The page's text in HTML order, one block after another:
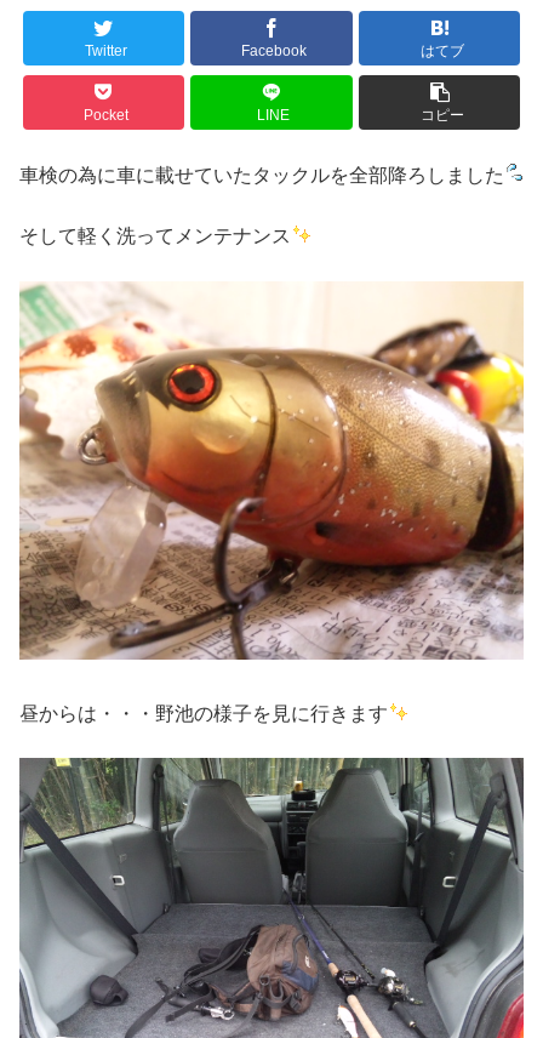
Twitter Facebook はてブ
Pocket LINE コピー
車検の為に車に載せていたタックルを全部降ろしました
そして軽く洗ってメンテナンス
昼からは・・・野池の様子を見に行きます